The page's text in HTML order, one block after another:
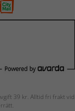
39 kr. Alltid fri frakt vid